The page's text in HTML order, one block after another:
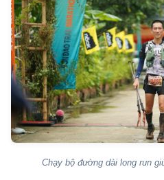
Chạy bộ đường dài long run